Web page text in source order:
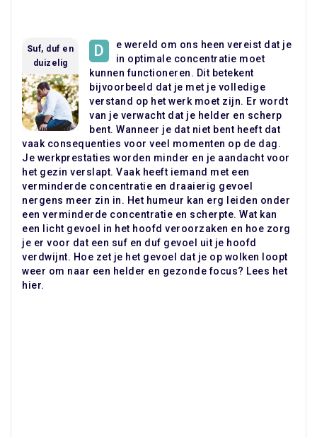
Suf, duf en
duizelig
D
e wereld om ons heen vereist dat je
in optimale concentratie moet
kunnen functioneren. Dit betekent
bijvoorbeeld dat je met je volledige
verstand op het werk moet zijn. Er wordt
van je verwacht dat je helder en scherp
bent. Wanneer je dat niet bent heeft dat
vaak consequenties voor veel momenten op de dag.
Je werkprestaties worden minder en je aandacht voor
het gezin verslapt. Vaak heeft iemand met een
verminderde concentratie en draaierig gevoel
nergens meer zin in. Het humeur kan erg leiden onder
een verminderde concentratie en scherpte. Wat kan
een licht gevoel in het hoofd veroorzaken en hoe zorg
je er voor dat een suf en duf gevoel uit je hoofd
verdwijnt. Hoe zet je het gevoel dat je op wolken loopt
weer om naar een helder en gezonde focus? Lees het
hier.